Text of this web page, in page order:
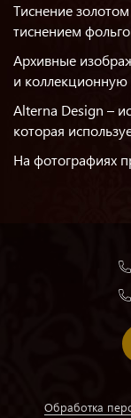
Тиснение
тиснением
Архивные
и коллекционную
Alterna Design –
которая
На фотографиях
Обработка